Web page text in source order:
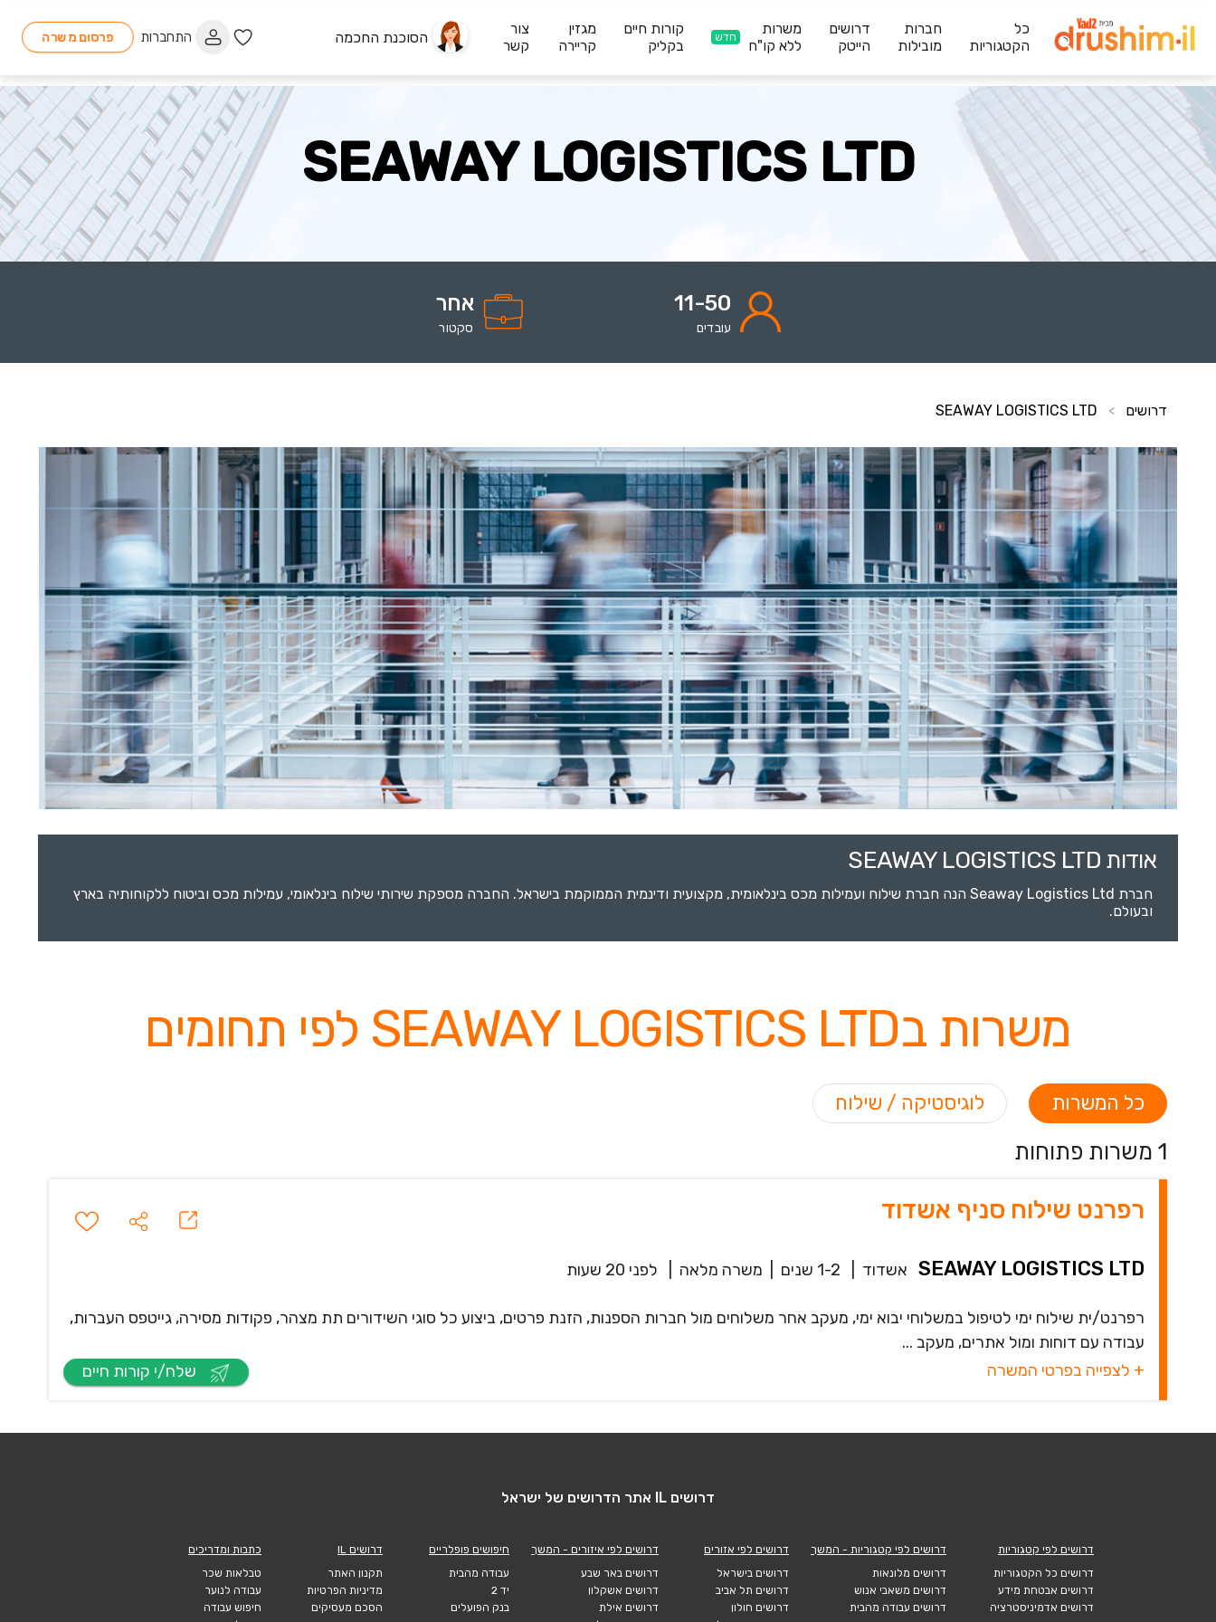
כל
הקטגוריות
חברות
מובילות
דרושים
הייטק
משרות
ללא קו"ח
חדש
קורות חיים
בקליק
מגזין
קריירה
צור
קשר
הסוכנת החכמה התחברות פרסום משרה
SEAWAY LOGISTICS LTD
11-50
עובדים
אחר
סקטור
דרושים >
SEAWAY LOGISTICS LTD
אודות SEAWAY LOGISTICS LTD
חברת Seaway Logistics Ltd הנה חברת שילוח ועמילות מכס בינלאומית, מקצועית ודינמית הממוקמת בישראל. החברה מספקת שירותי שילוח בינלאומי, עמילות מכס וביטוח ללקוחותיה בארץ
ובעולם.
משרות בSEAWAY LOGISTICS LTD לפי תחומים
לוגיסטיקה / שילוח כל המשרות
1 משרות פתוחות
רפרנט שילוח סניף אשדוד
SEAWAY LOGISTICS LTD אשדוד 1-2 שנים משרה מלאה לפני 20 שעות
רפרנט/ית שילוח ימי לטיפול במשלוחי יבוא ימי, מעקב אחר משלוחים מול חברות הספנות, הזנת פרטים, ביצוע כל סוגי השידורים תת מצהר, פקודות מסירה, גייטפס העברות,
עבודה עם דוחות ומול אתרים, מעקב ...
+ לצפייה בפרטי המשרה
דרושים IL אתר הדרושים של ישראל
דרושים לפי קטגוריות
דרושים כל הקטגוריות
דרושים אבטחת מידע
דרושים אדמיניסטרציה
דרושים לפי קטגוריות - המשך
דרושים מלונאות
דרושים משאבי אנוש
דרושים עבודה מהבית
דרושים לפי אזורים
דרושים בישראל
דרושים תל אביב
דרושים חולון
דרושים לפי איזורים - המשך
דרושים באר שבע
דרושים אשקלון
דרושים אילת
חיפושים פופלריים
עבודה מהבית
יד 2
בנק הפועלים
דרושים IL
תקנון האתר
מדיניות הפרטיות
הסכם מעסיקים
כתבות ומדריכים
טבלאות שכר
עבודה לנוער
חיפוש עבודה